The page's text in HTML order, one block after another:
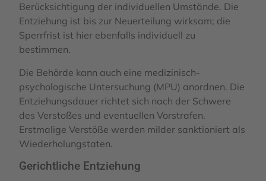
Berücksichtigung der individuellen Umstände. Die
Entziehung ist bis zur Neuerteilung wirksam; die
Sperrfrist ist hier ebenfalls individuell zu
bestimmen.
Die Behörde kann auch eine medizinisch-
psychologische Untersuchung (MPU) anordnen. Die
Entziehungsdauer richtet sich nach der Schwere
des Verstoßes und eventuellen Vorstrafen.
Erstmalige Verstöße werden milder sanktioniert als
Wiederholungstaten.
Gerichtliche Entziehung